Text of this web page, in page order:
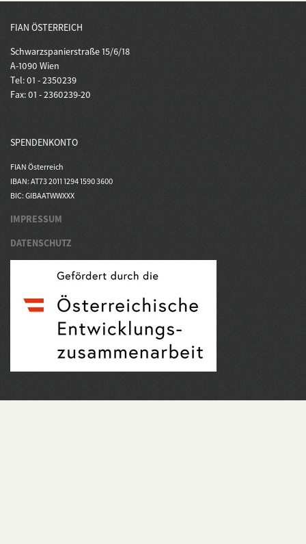
FIAN ÖSTERREICH
Schwarzspanierstraße 15/6/18
A-1090 Wien
Tel: 01 - 2350239
Fax: 01 - 2360239-20
SPENDENKONTO
FIAN Österreich
IBAN: AT73 2011 1294 1590 3600
BIC: GIBAATWWXXX
IMPRESSUM
DATENSCHUTZ